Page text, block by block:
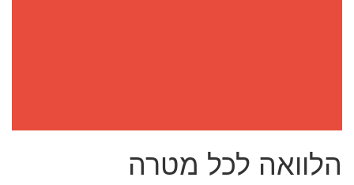
הלוואה לכל מטרה